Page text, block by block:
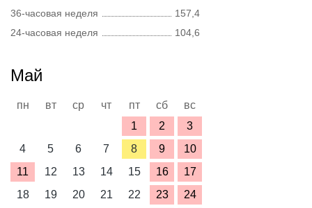
36-часовая неделя
157,4
24-часовая неделя
104,6
Май
пн вт ср чт пт сб
вс
1
2
3
4
5 6 7 8 9
10
11
12 13 14 15 16
17
18
19 20 21 22 23
24